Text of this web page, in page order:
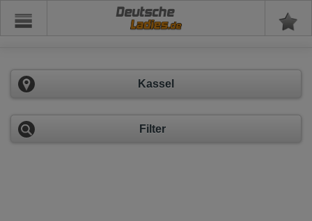
Deutsche
Kassel
Filter